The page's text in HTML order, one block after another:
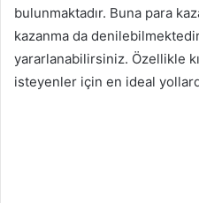
bulunmaktadır. Buna para
kazanma da
yararlanabilirsiniz. Özellikle
isteyenler için en ideal